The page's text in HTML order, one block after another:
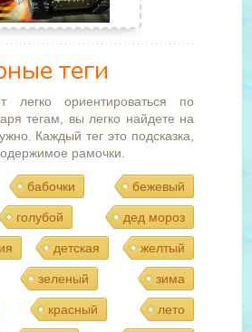
теги
легко ориентироваться по
тегам, вы легко найдете на
Каждый тег это подсказка,
рамочки.
бабочки бежевый
голубой дед мороз
детская желтый
зеленый зима
красный лето